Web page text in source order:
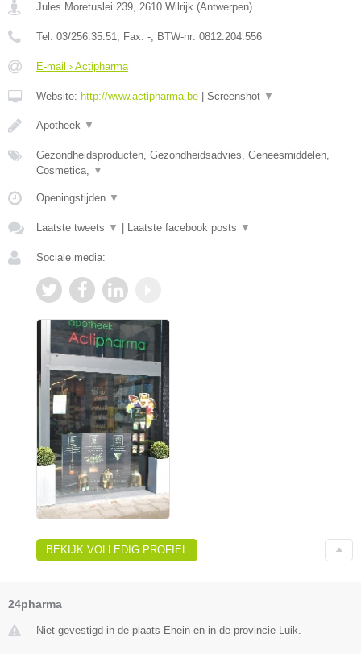
Jules Moretuslei 239, 2610 Wilrijk (Antwerpen)
Tel: 03/256.35.51, Fax: -, BTW-nr: 0812.204.556
E-mail › Actipharma
Website: http://www.actipharma.be Screenshot ▼
Apotheek ▼
Gezondheidsproducten, Gezondheidsadvies, Geneesmiddelen,
Cosmetica, ▼
Openingstijden ▼
Laatste tweets ▼ Laatste facebook posts ▼
Sociale media:
BEKIJK VOLLEDIG PROFIEL
24pharma
Niet gevestigd in de plaats Ehein en in de provincie Luik.